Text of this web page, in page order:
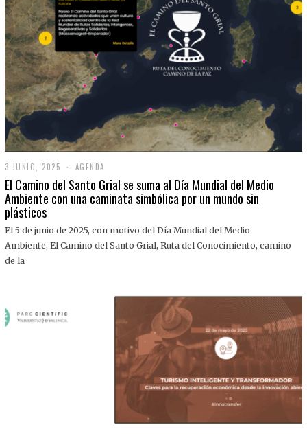
3 JUNIO, 2025
J
U
N
,
0
AGENDA
El Camino del Santo Grial se suma al Día Mundial del Medio
Ambiente con una caminata simbólica por un mundo sin
plásticos
El 5 de junio de 2025, con motivo del Día Mundial del Medio
Ambiente, El Camino del Santo Grial, Ruta del Conocimiento, camino
de la